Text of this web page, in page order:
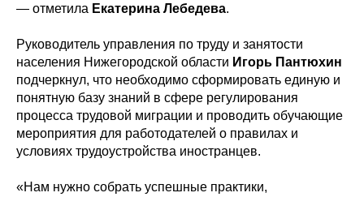
— отметила Екатерина Лебедева.
Руководитель управления по труду и занятости
населения Нижегородской области Игорь Пантюхин
подчеркнул, что необходимо сформировать единую и
понятную базу знаний в сфере регулирования
процесса трудовой миграции и проводить обучающие
мероприятия для работодателей о правилах и
условиях трудоустройства иностранцев.
«Нам нужно собрать успешные практики,